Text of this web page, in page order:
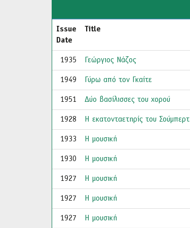
Issue
Date
Title
1935 Γεώργιος Νάζος
1949 Γύρω από τον Γκαίτε
1951 Δύο βασίλισσες του χορού
1928 Η εκατονταετηρίς του Σούμπερτ
1933 Η μουσική
1930 Η μουσική
1927 Η μουσική
1927 Η μουσική
1927 Η μουσική